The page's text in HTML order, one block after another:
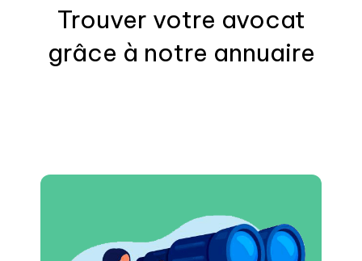
Trouver votre avocat
grâce à notre annuaire